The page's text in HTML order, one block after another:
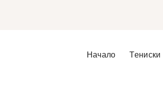
Начало Тениски